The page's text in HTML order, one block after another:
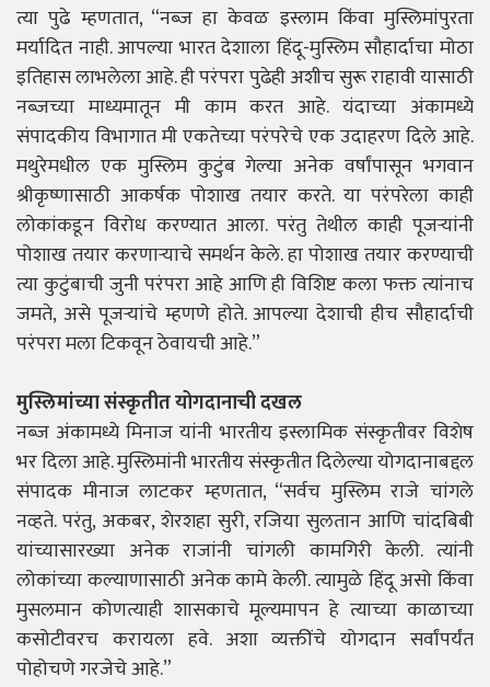
त्या पुढे म्हणतात, “नब्ज़ हा केवळ इस्लाम किंवा मुस्लिमांपुरता
मर्यादित नाही. आपल्या भारत देशाला हिंदू-मुस्लिम सौहार्दाचा मोठा
इतिहास लाभलेला आहे. ही परंपरा पुढेही अशीच सुरू राहावी यासाठी
नब्ज़च्या माध्यमातून मी काम करत आहे. यंदाच्या अंकामध्ये
संपादकीय विभागात मी एकतेच्या परंपरेचे एक उदाहरण दिले आहे.
मथुरेमधील एक मुस्लिम कुटुंब गेल्या अनेक वर्षांपासून भगवान
श्रीकृष्णासाठी आकर्षक पोशाख तयार करते. या परंपरेला काही
लोकांकडून विरोध करण्यात आला. परंतु तेथील काही पूजऱ्यांनी
पोशाख तयार करणाऱ्याचे समर्थन केले. हा पोशाख तयार करण्याची
त्या कुटुंबाची जुनी परंपरा आहे आणि ही विशिष्ट कला फक्त त्यांनाच
जमते, असे पूजऱ्यांचे म्हणणे होते. आपल्या देशाची हीच सौहार्दाची
परंपरा मला टिकवून ठेवायची आहे.”
मुस्लिमांच्या संस्कृतीत योगदानाची दखल
नब्ज़ अंकामध्येमिनाज यांनी भारतीय इस्लामिक संस्कृतीवर विशेष
भर दिला आहे. मुस्लिमांनी भारतीय संस्कृतीत दिलेल्या योगदानाबद्दल
संपादक मीनाज लाटकर म्हणतात, “सर्वच मुस्लिम राजे चांगले
नव्हते. परंतु, अकबर, शेरशहा सुरी, रजिया सुलतान आणि चांदबिबी
यांच्यासारख्या अनेक राजांनी चांगली कामगिरी केली. त्यांनी
लोकांच्या कल्याणासाठी अनेक कामे केली. त्यामुळे हिंदू असो किंवा
मुसलमान कोणत्याही शासकाचे मूल्यमापन हे त्याच्या काळाच्या
कसोटीवरच करायला हवे. अशा व्यक्तींचे योगदान सर्वांपर्यंत
पोहोचणे गरजेचे आहे.”